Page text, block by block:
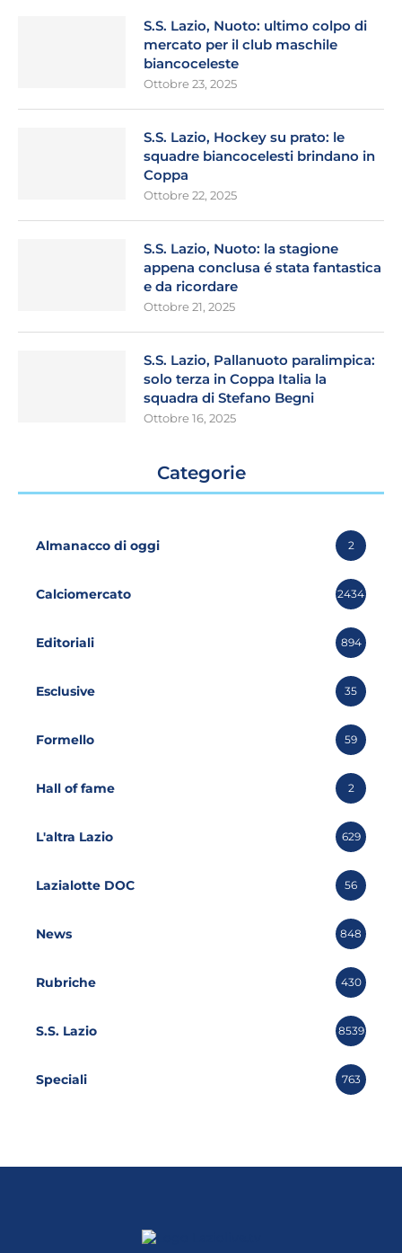
S.S. Lazio, Nuoto: ultimo colpo di
mercato per il club maschile
biancoceleste
Ottobre 23, 2025
S.S. Lazio, Hockey su prato: le
squadre biancocelesti brindano in
Coppa
Ottobre 22, 2025
S.S. Lazio, Nuoto: la stagione
appena conclusa é stata fantastica
e da ricordare
Ottobre 21, 2025
S.S. Lazio, Pallanuoto paralimpica:
solo terza in Coppa Italia la
squadra di Stefano Begni
Ottobre 16, 2025
Categorie
Almanacco di oggi 2
Calciomercato 2434
Editoriali 894
Esclusive 35
Formello 59
Hall of fame 2
L'altra Lazio 629
Lazialotte DOC 56
News 848
Rubriche 430
S.S. Lazio 8539
Speciali 763